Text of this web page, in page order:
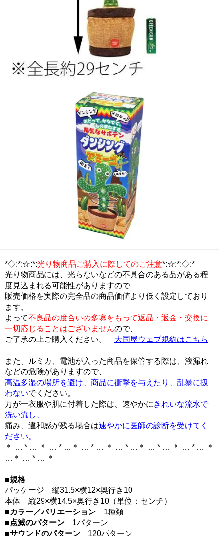
*◇:*:☆:*:光り物商品ご購入に際してのご注意*:☆:*:◇:*
光り物商品には、光らないなどの不具合のある品がある程
度見込まれる可能性がありますので
販売価格を実際の完全品の商品価値より低く設定しており
ます。
よって不良品の度合いの多寡をもって返品・返金・交換に
一切応じることはございませんので、
ご了承の上ご購入ください。 大国屋ウェブ規約はこちら
また、ルミカ、電池が入った商品を保管する際は、液漏れ
などの危険がありますので、
高温多湿の場所を避け、商品に衝撃を与えたり、乱暴に扱
わないでください。
万が一衣服や肌に付着した際は、速やかにきれいな流水で
洗い流し、
痛み、違和感が残る場合は速やかに医師の診断を受けてく
ださい。
＊ … * … ＊ … * …＊ … * … ＊ … * …＊ … * … ＊ … * … ＊
…＊ … * … ＊
■規格
パッケージ 縦31.5×横12×奥行き10
本体 縦29×横14.5×奥行き10（単位：センチ）
■カラー／バリエーション 1種類
■点滅のパターン 1パターン
■サウンドのパターン 120パターン